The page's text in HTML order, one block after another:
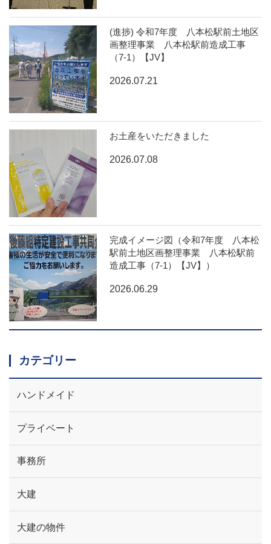
(進捗) 令和7年度 八本松駅前土地区
画整理事業 八本松駅前造成工事
（7-1）【JV】
2026.07.21
お土産をいただきました
2026.07.08
完成イメージ図（令和7年度 八本松
駅前土地区画整理事業 八本松駅前
造成工事（7-1）【JV】）
2026.06.29
カテゴリー
ハンドメイド
プライベート
事務所
大建
大建の物件